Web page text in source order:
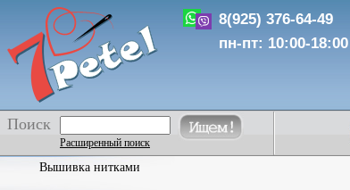
8(925) 376-64-49
пн-пт: 10:00-18:00
Поиск
Расширенный поиск
Вышивка нитками